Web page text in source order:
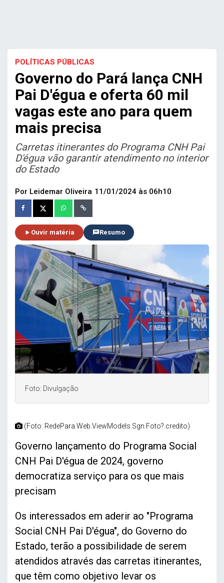
POLÍTICAS PÚBLICAS
Governo do Pará lança CNH
Pai D'égua e oferta 60 mil
vagas este ano para quem
mais precisa
Carretas itinerantes do Programa CNH Pai
D'égua vão garantir atendimento no interior
do Estado
Por Leidemar Oliveira 11/01/2024 às 06h10
Ouvir matéria Resumo
Foto: Divulgação
(Foto: RedePara.Web.ViewModels.Sgn.Foto?.credito)
Governo lançamento do Programa Social
CNH Pai D'égua de 2024, governo
democratiza serviço para os que mais
precisam
Os interessados em aderir ao "Programa
Social CNH Pai D'égua", do Governo do
Estado, terão a possibilidade de serem
atendidos através das carretas itinerantes,
que têm como objetivo levar os